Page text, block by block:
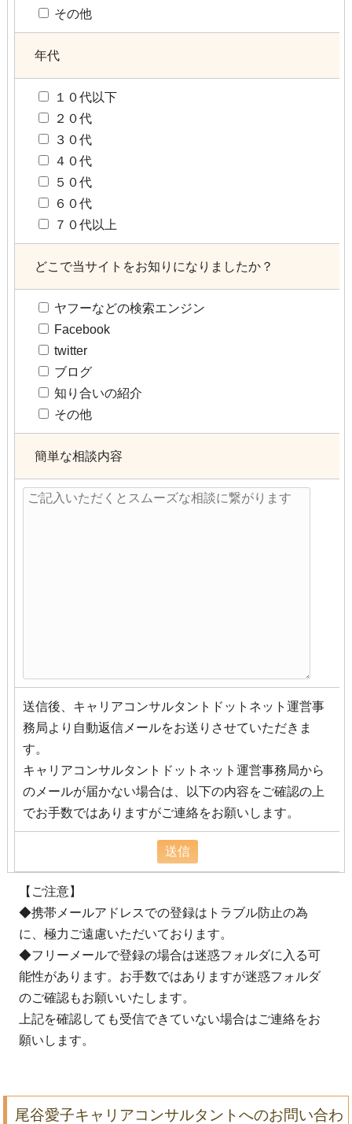
その他
年代
１０代以下
２０代
３０代
４０代
５０代
６０代
７０代以上
どこで当サイトをお知りになりましたか？
ヤフーなどの検索エンジン
Facebook
twitter
ブログ
知り合いの紹介
その他
簡単な相談内容
送信後、キャリアコンサルタントドットネット運営事
務局より自動返信メールをお送りさせていただきま
す。
キャリアコンサルタントドットネット運営事務局から
のメールが届かない場合は、以下の内容をご確認の上
でお手数ではありますがご連絡をお願いします。
【ご注意】
◆携帯メールアドレスでの登録はトラブル防止の為
に、極力ご遠慮いただいております。
◆フリーメールで登録の場合は迷惑フォルダに入る可
能性があります。お手数ではありますが迷惑フォルダ
のご確認もお願いいたします。
上記を確認しても受信できていない場合はご連絡をお
願いします。
尾谷愛子キャリアコンサルタントへのお問い合わ